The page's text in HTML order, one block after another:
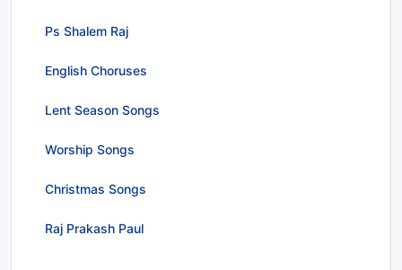
Ps Shalem Raj
English Choruses
Lent Season Songs
Worship Songs
Christmas Songs
Raj Prakash Paul